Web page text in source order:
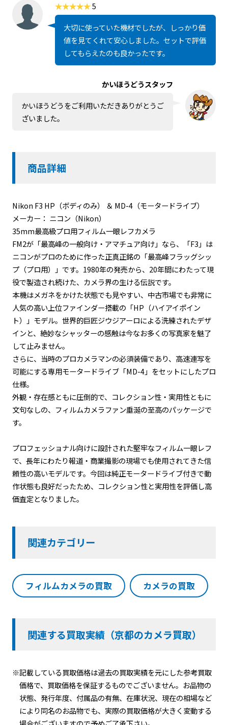
5
大切に使っていた機材でしたが、しっかり価
値を見てくれて安心しました。セットで評価
してもらえたのも良かったです。
かいほうどうスタッフ
かいほうどうをご利用いただきありがとうご
ざいました。
商品詳細
Nikon F3 HP（ボディのみ） ＆ MD-4（モータードライブ）
メーカー： ニコン（Nikon）
35mm最高級プロ用フィルム一眼レフカメラ
FM2が「最高峰の一般向け・アマチュア向け」なら、「F3」は
ニコンがプロのために作った正真正銘の「最高峰フラッグシッ
プ（プロ用）」です。1980年の発売から、20年間にわたって現
役で製造され続けた、カメラ界の生ける伝説です。
本機はメガネをかけた状態でも見やすい、中古市場でも非常に
人気の高い上位ファインダー搭載の「HP（ハイアイポイン
ト）」モデル。世界的巨匠ジウジアーロによる洗練されたデザ
インと、絶妙なシャッターの感触は今なお多くの写真家を魅了
して止みません。
さらに、当時のプロカメラマンの必須装備であり、高速連写を
可能にする専用モータードライブ「MD-4」をセットにしたプロ
仕様。
外観・存在感ともに圧倒的で、コレクション性・実用性ともに
文句なしの、フィルムカメラファン垂涎の至高のパッケージで
す。
プロフェッショナル向けに設計された堅牢なフィルム一眼レフ
で、長年にわたり報道・商業撮影の現場でも使用されてきた信
頼性の高いモデルです。今回は純正モータードライブ付きで動
作状態も良好だったため、コレクション性と実用性を評価し高
価査定となりました。
関連カテゴリー
フィルムカメラの買取 カメラの買取
関連する買取実績（京都のカメラ買取）
※記載している買取価格は過去の買取実績を元にした参考買取
価格で、買取価格を保証するものでございません。お品物の
状態、発行年度、付属品の有無、在庫状況、現在の相場など
により同名のお品物でも、実際の買取価格が大きく変動する